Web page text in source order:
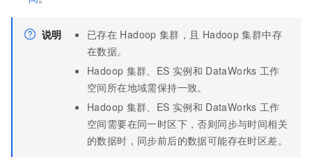
说明 已存在 Hadoop 集群，且 Hadoop 集群中存
在数据。
Hadoop 集群、ES 实例和 DataWorks 工作
空间所在地域需保持一致。
Hadoop 集群、ES 实例和 DataWorks 工作
空间需要在同一时区下，否则同步与时间相关
的数据时，同步前后的数据可能存在时区差。